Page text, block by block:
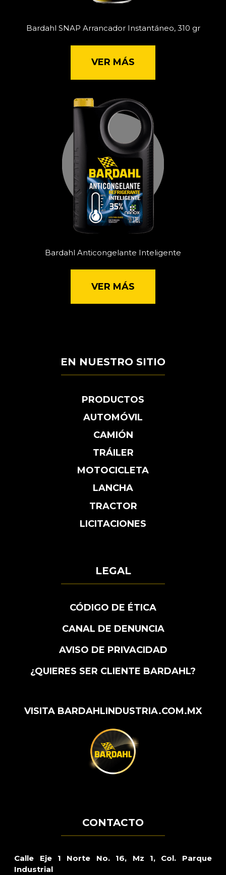
Bardahl SNAP Arrancador Instantáneo, 310 gr
VER MÁS
Bardahl Anticongelante Inteligente
VER MÁS
EN NUESTRO SITIO
PRODUCTOS
AUTOMÓVIL
CAMIÓN
TRÁILER
MOTOCICLETA
LANCHA
TRACTOR
LICITACIONES
LEGAL
CÓDIGO DE ÉTICA
CANAL DE DENUNCIA
AVISO DE PRIVACIDAD
¿QUIERES SER CLIENTE BARDAHL?
VISITA BARDAHLINDUSTRIA.COM.MX
CONTACTO
Calle Eje 1 Norte No. 16, Mz 1, Col. Parque
Industrial